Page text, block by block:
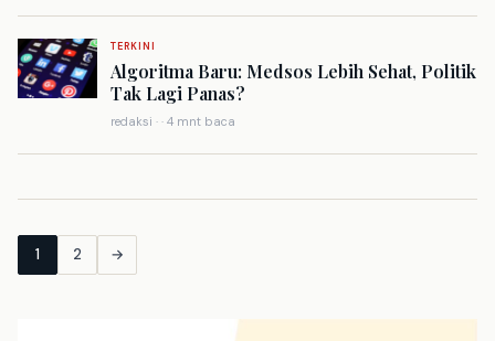
TERKINI
Algoritma Baru: Medsos Lebih Sehat, Politik
Tak Lagi Panas?
redaksi · · 4 mnt baca
1 2 →